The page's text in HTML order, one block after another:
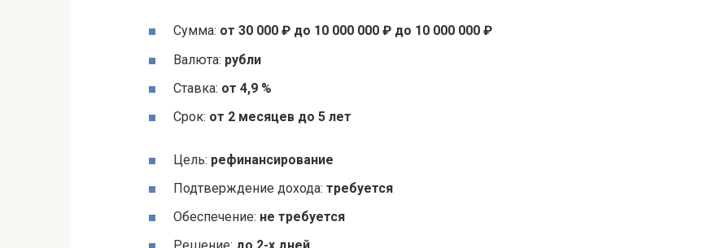
Сумма: от 30 000 ₽ до 10 000 000 ₽ до 10 000 000 ₽
Валюта: рубли
Ставка: от 4,9 %
Срок: от 2 месяцев до 5 лет
Цель: рефинансирование
Подтверждение дохода: требуется
Обеспечение: не требуется